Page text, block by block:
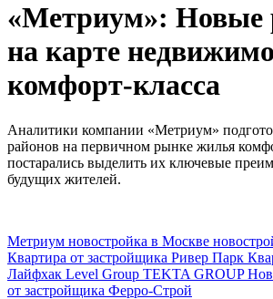
«Метриум»: Новые
на карте
комфорт-класса
Аналитики компании «Метриум»
районов на первичном рынке жилья
постарались выделить их ключевые
будущих жителей.
Метриум новостройка в Москве
Квартира от застройщика Ривер Парк
Лайфхак Level Group TEKTA GROUP
от застройщика Ферро-Строй